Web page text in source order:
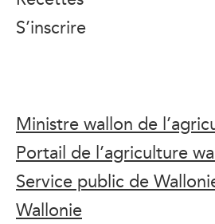
S’inscrire
Ministre wallon de
Portail de l’agriculture
Service public de
Wallonie